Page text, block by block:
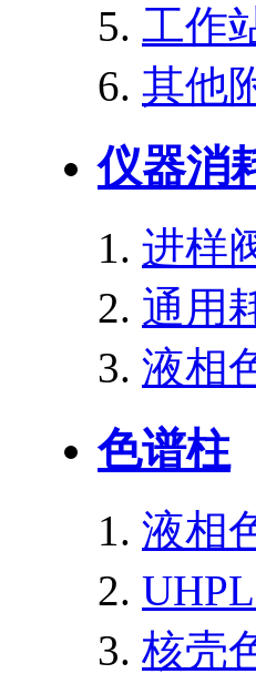
工作
其他
仪器消
进样
通用
液相
色谱柱
液相
核壳